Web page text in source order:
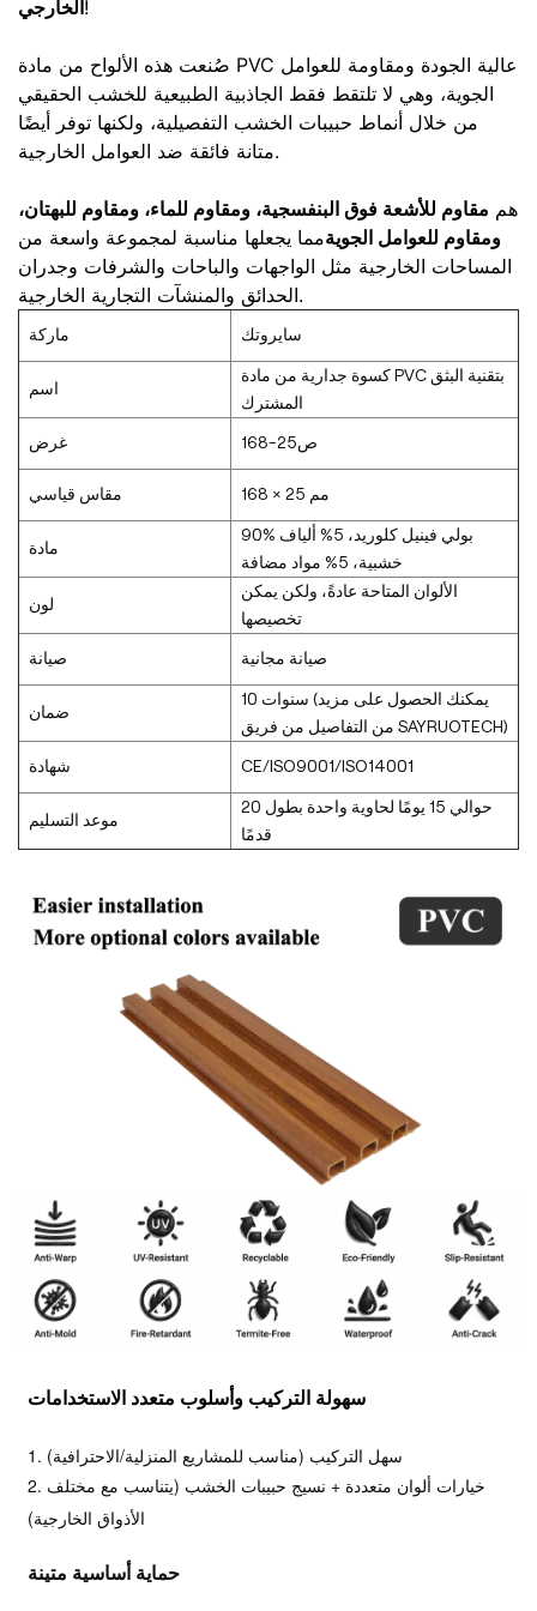
الخارجي !
صُنعت هذه الألواح من مادة PVC عالية الجودة ومقاومة للعوامل
الجوية، وهي لا تلتقط فقط الجاذبية الطبيعية للخشب الحقيقي
من خلال أنماط حبيبات الخشب التفصيلية، ولكنها توفر أيضًا
متانة فائقة ضد العوامل الخارجية.
هم مقاوم للأشعة فوق البنفسجية، ومقاوم للماء، ومقاوم للبهتان،
ومقاوم للعوامل الجويةمما يجعلها مناسبة لمجموعة واسعة من
المساحات الخارجية مثل الواجهات والباحات والشرفات وجدران
الحدائق والمنشآت التجارية الخارجية.
ماركة سايروتك
اسم
كسوة جدارية من مادة PVC بتقنية البثق
المشترك
غرض ص25-168
مقاس قياسي 168 × 25 مم
مادة
90% بولي فينيل كلوريد، 5% ألياف
خشبية، 5% مواد مضافة
لون
الألوان المتاحة عادةً، ولكن يمكن
تخصيصها
صيانة صيانة مجانية
ضمان
10 سنوات (يمكنك الحصول على مزيد
من التفاصيل من فريق SAYRUOTECH)
شهادة CE/ISO9001/ISO14001
موعد التسليم
حوالي 15 يومًا لحاوية واحدة بطول 20
قدمًا
سهولة التركيب وأسلوب متعدد الاستخدامات
1. سهل التركيب (مناسب للمشاريع المنزلية/الاحترافية)
2. خيارات ألوان متعددة + نسيج حبيبات الخشب (يتناسب مع مختلف
الأذواق الخارجية)
حماية أساسية متينة